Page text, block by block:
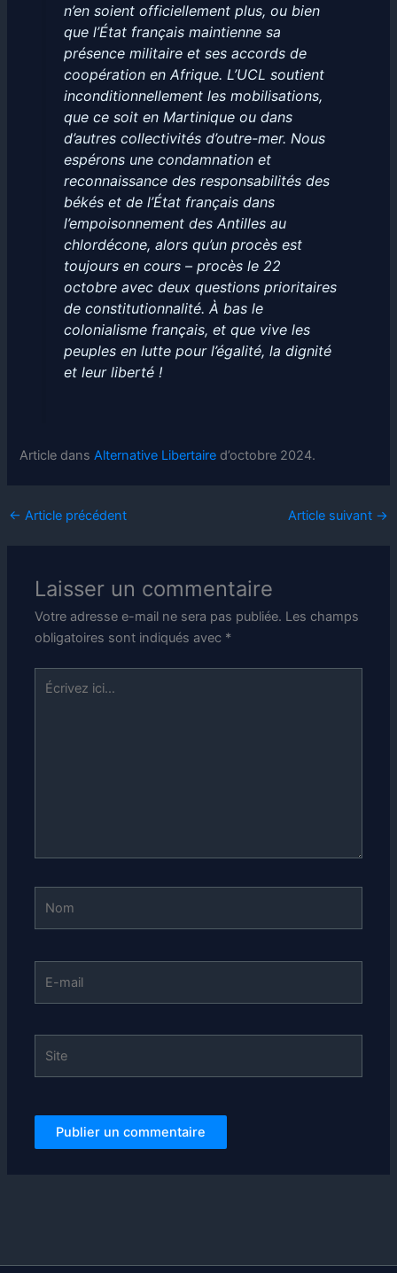
n’en soient officiellement plus, ou bien
que l’État français maintienne sa
présence militaire et ses accords de
coopération en Afrique. L’UCL soutient
inconditionnellement les mobilisations,
que ce soit en Martinique ou dans
d’autres collectivités d’outre-mer. Nous
espérons une condamnation et
reconnaissance des responsabilités des
békés et de l’État français dans
l’empoisonnement des Antilles au
chlordécone, alors qu’un procès est
toujours en cours – procès le 22
octobre avec deux questions prioritaires
de constitutionnalité. À bas le
colonialisme français, et que vive les
peuples en lutte pour l’égalité, la dignité
et leur liberté !
Article dansAlternative Libertaire d’octobre 2024.
← Article précédent Article suivant →
Laisser un commentaire
Votre adresse e-mail ne sera pas publiée. Les champs
obligatoires sont indiqués avec *
Écrivez
mail